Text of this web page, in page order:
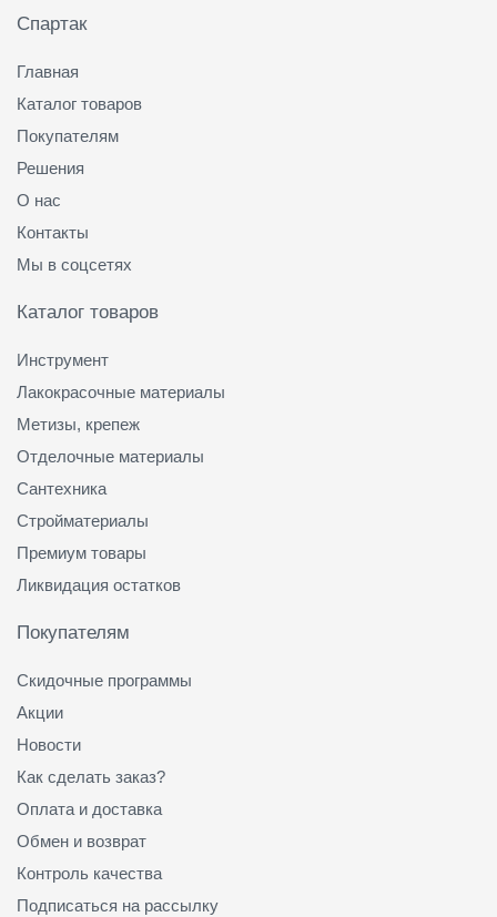
Спартак
Главная
Каталог товаров
Покупателям
Решения
О нас
Контакты
Мы в соцсетях
Каталог товаров
Инструмент
Лакокрасочные материалы
Метизы, крепеж
Отделочные материалы
Сантехника
Стройматериалы
Премиум товары
Ликвидация остатков
Покупателям
Скидочные программы
Акции
Новости
Как сделать заказ?
Оплата и доставка
Обмен и возврат
Контроль качества
Подписаться на рассылку